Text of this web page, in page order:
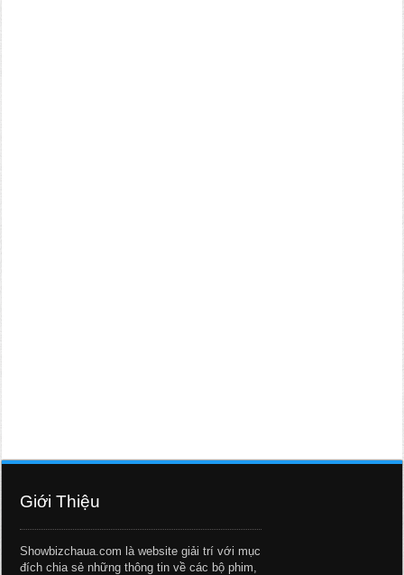
Giới Thiệu
Showbizchaua.com là website giải trí với mục
đích chia sẻ những thông tin về các bộ phim,